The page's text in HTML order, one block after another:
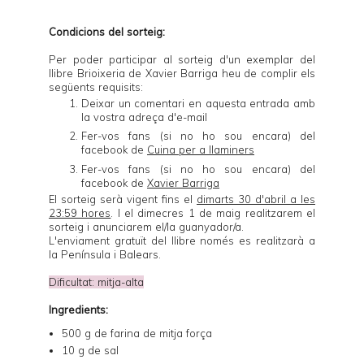
Condicions del sorteig:
Per poder participar al sorteig d'un exemplar del
llibre Brioixeria de Xavier Barriga heu de complir els
següents requisits:
Deixar un comentari en aquesta entrada amb
la vostra adreça d'e-mail
Fer-vos fans (si no ho sou encara) del
facebook de Cuina per a llaminers
Fer-vos fans (si no ho sou encara) del
facebook de Xavier Barriga
El sorteig serà vigent fins el dimarts 30 d'abril a les
23:59 hores . I el dimecres 1 de maig realitzarem el
sorteig i anunciarem el/la guanyador/a.
L'enviament gratuït del llibre només es realitzarà a
la Península i Balears.
Dificultat: mitja-alta
Ingredients:
500 g de farina de mitja força
10 g de sal